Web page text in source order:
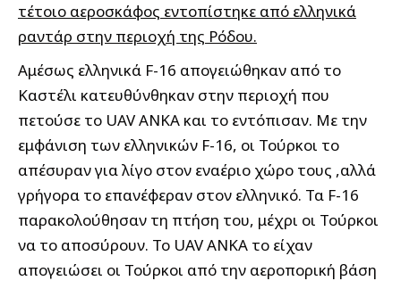
τέτοιο αεροσκάφος εντοπίστηκε από ελληνικά
ραντάρ στην περιοχή της Ρόδου.
Αμέσως ελληνικά F-16 απογειώθηκαν από το
Καστέλι κατευθύνθηκαν στην περιοχή που
πετούσε το UAV ANKA και το εντόπισαν. Με την
εμφάνιση των ελληνικών F-16, οι Τούρκοι το
απέσυραν για λίγο στον εναέριο χώρο τους ,αλλά
γρήγορα το επανέφεραν στον ελληνικό. Τα F-16
παρακολούθησαν τη πτήση του, μέχρι οι Τούρκοι
να το αποσύρουν. Το UAV ANKA το είχαν
απογειώσει οι Τούρκοι από την αεροπορική βάση